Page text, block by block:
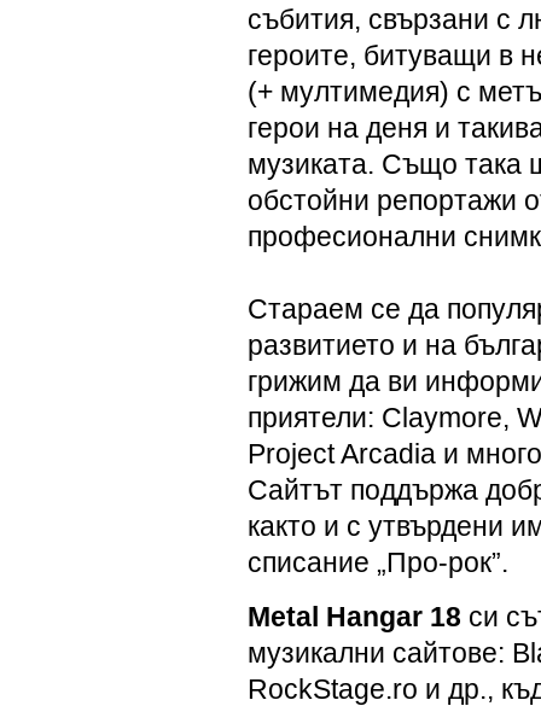
събития, свързани с
героите, битуващи в
(+ мултимедия) с
герои на деня и
музиката. Също така
обстойни репортажи
професионални
Стараем се да
развитието и на
грижим да ви
приятели: Claymore,
Project Arcadia и
Сайтът поддържа
както и с утвърдени
списание „Про-рок”.
Metal Hangar 18 си
музикални сайтове:
RockStage.ro и др.,